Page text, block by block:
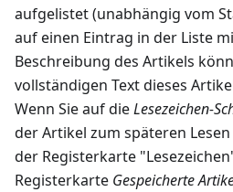
aufgelistet (unabhängig vom
auf einen Eintrag in der Liste
Beschreibung des Artikels
vollständigen Text dieses
Wenn Sie auf dieLesezeichen-
der Artikel zum späteren
der Registerkarte
Registerkarte Gespeicherte